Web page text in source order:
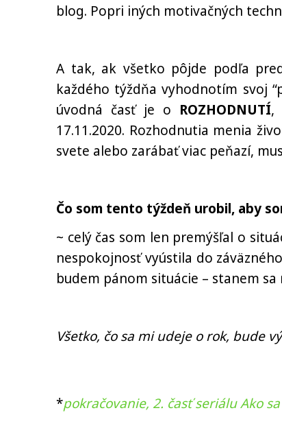
blog. Popri iných motivačných
A tak, ak všetko pôjde podľa
každého týždňa vyhodnotím svoj
úvodná časť je o ROZHODNUTÍ,
17.11.2020. Rozhodnutia menia
svete alebo zarábať viac peňazí,
Čo som tento týždeň urobil, aby
~ celý čas som len premýšľal o
nespokojnosť vyústila do
budem pánom situácie – stanem
Všetko, čo sa mi udeje o rok, bude
*pokračovanie, 2. časť seriálu Ako